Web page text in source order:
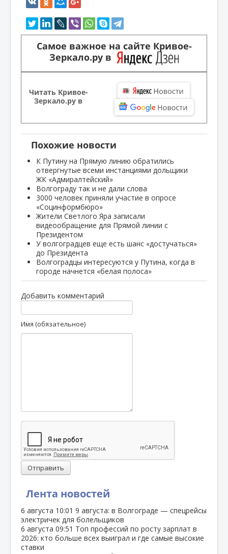
Лента новостей
6 августа 10:01 9 августа: в Волгограде — спецрейсы
электричек для болельщиков
6 августа 09:51 Топ профессий по росту зарплат в
2026: кто больше всех выиграл и где самые высокие
ставки
Самое важное на сайте Кривое-
Зеркало.ру в
Читать Кривое-
Зеркало.ру в
Похожие новости
К Путину на Прямую линию обратились
отвергнутые всеми инстанциями дольщики
ЖК «Адмиралтейский»
Волгограду так и не дали слова
3000 человек приняли участие в опросе
«Социнформбюро»
Жители Светлого Яра записали
видеообращение для Прямой линии с
Президентом
У волгоградцев еще есть шанс «достучаться»
до Президента
Волгоградцы интересуются у Путина, когда в
городе начнется «белая полоса»
Добавить комментарий
Имя (обязательное)
Отправить